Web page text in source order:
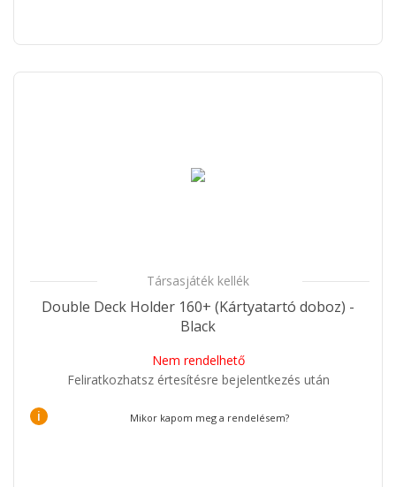
Társasjáték kellék
Double Deck Holder 160+ (Kártyatartó doboz) -
Black
Nem rendelhető
Feliratkozhatsz értesítésre bejelentkezés után
i Mikor kapom meg a rendelésem?